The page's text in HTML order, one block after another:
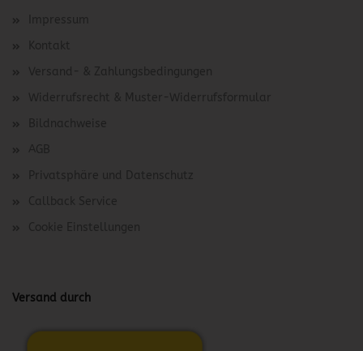
Impressum
Kontakt
Versand- & Zahlungsbedingungen
Widerrufsrecht & Muster-Widerrufsformular
Bildnachweise
AGB
Privatsphäre und Datenschutz
Callback Service
Cookie Einstellungen
Versand durch